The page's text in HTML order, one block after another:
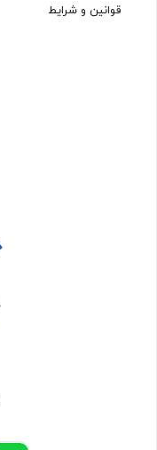
قوانین و شرایط